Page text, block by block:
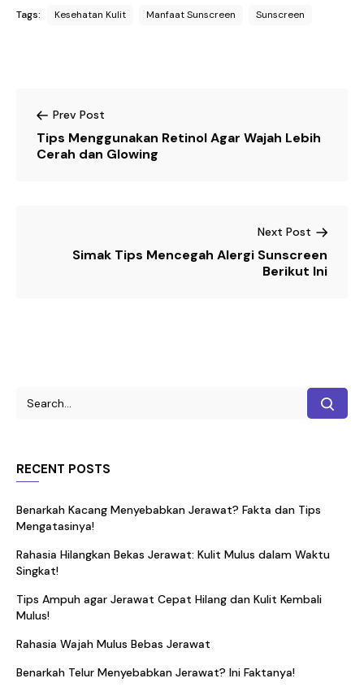
Tags: Kesehatan Kulit Manfaat Sunscreen Sunscreen
Prev Post
Tips Menggunakan Retinol Agar Wajah Lebih
Cerah dan Glowing
Next Post
Simak Tips Mencegah Alergi Sunscreen
Berikut Ini
RECENT POSTS
Benarkah Kacang Menyebabkan Jerawat? Fakta dan Tips
Mengatasinya!
Rahasia Hilangkan Bekas Jerawat: Kulit Mulus dalam Waktu
Singkat!
Tips Ampuh agar Jerawat Cepat Hilang dan Kulit Kembali
Mulus!
Rahasia Wajah Mulus Bebas Jerawat
Benarkah Telur Menyebabkan Jerawat? Ini Faktanya!